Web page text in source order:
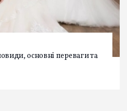
основні переваги та